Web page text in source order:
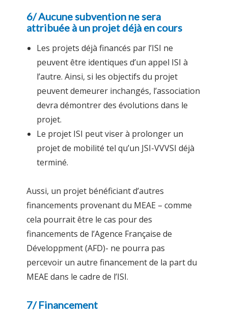
6/ Aucune subvention ne sera
attribuée à un projet déjà en cours
Les projets déjà financés par l’ISI ne
peuvent être identiques d’un appel ISI à
l’autre. Ainsi, si les objectifs du projet
peuvent demeurer inchangés, l’association
devra démontrer des évolutions dans le
projet.
Le projet ISI peut viser à prolonger un
projet de mobilité tel qu’un JSI-VVVSI déjà
terminé.
Aussi, un projet bénéficiant d’autres
financements provenant du MEAE – comme
cela pourrait être le cas pour des
financements de l’Agence Française de
Développment (AFD)- ne pourra pas
percevoir un autre financement de la part du
MEAE dans le cadre de l’ISI.
7/ Financement